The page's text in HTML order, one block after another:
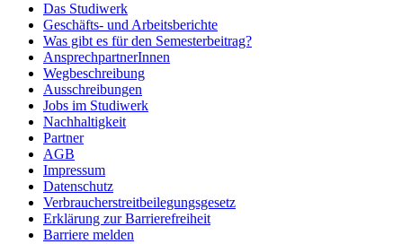
Das Studiwerk
Geschäfts- und Arbeitsberichte
Was gibt es für den Semesterbeitrag?
AnsprechpartnerInnen
Wegbeschreibung
Ausschreibungen
Jobs im Studiwerk
Nachhaltigkeit
Partner
AGB
Impressum
Datenschutz
Verbraucherstreitbeilegungsgesetz
Erklärung zur Barrierefreiheit
Barriere melden